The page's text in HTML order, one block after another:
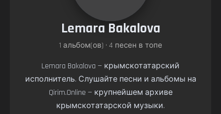
Lemara Bakalova
1 альбом(ов) • 4 песен в топе
Lemara Bakalova — крымскотатарский
исполнитель. Слушайте песни и альбомы на
Qirim.Online — крупнейшем архиве
крымскотатарской музыки.